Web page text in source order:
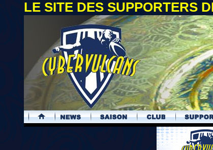
LE SITE DES SUPPORTERS
.